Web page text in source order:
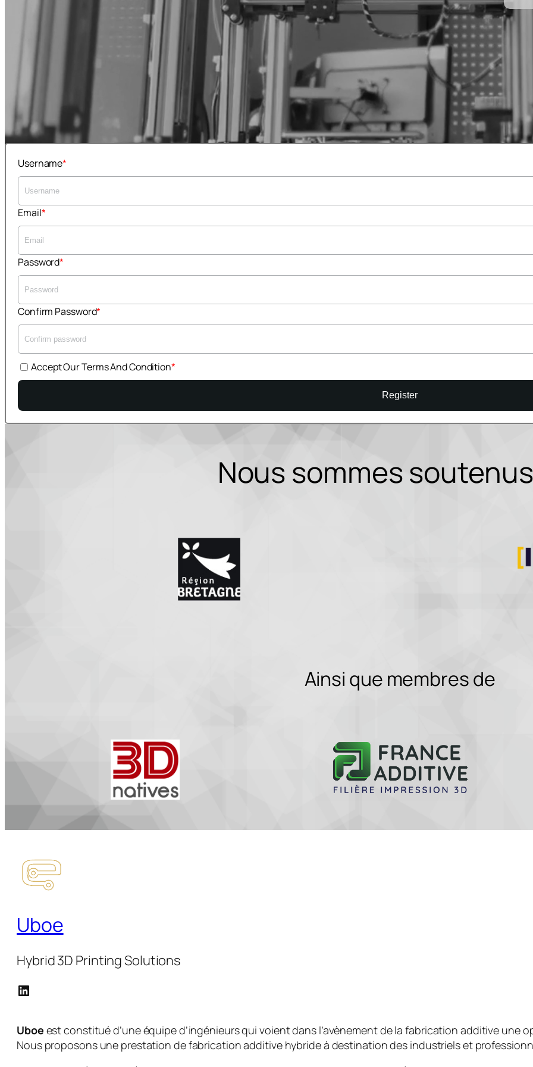
Username
Email
Password
Confirm Password
Accept Our Terms And Condition
Register
Nous sommes
Ainsi que membres de
Uboe
Hybrid 3D Printing Solutions
LinkedIn
Uboe est constitué d’une équipe d’ingénieurs qui voient dans l’avènement de la fabrication additive une
Nous proposons une prestation de fabrication additive hybride à destination des industriels et